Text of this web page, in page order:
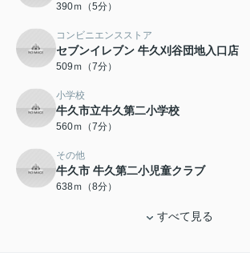
390ｍ（5分）
コンビニエンスストア
セブンイレブン 牛久刈谷団地入口店
509ｍ（7分）
小学校
牛久市立牛久第二小学校
560ｍ（7分）
その他
牛久市 牛久第二小児童クラブ
638ｍ（8分）
すべて見る